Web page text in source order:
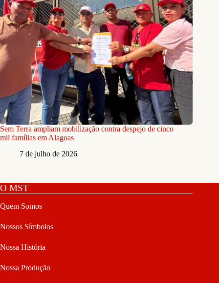
Sem Terra ampliam mobilização contra despejo de cinco
mil famílias em Alagoas
7 de julho de 2026
O MST
Quem Somos
Nossos Símbolos
Nossa História
Nossa Produção